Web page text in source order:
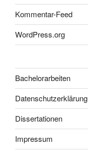
Kommentar-Feed
WordPress.org
Bachelorarbeiten
Datenschutzerklärung
Dissertationen
Impressum